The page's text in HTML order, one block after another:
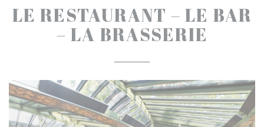
LE RESTAURANT – LE BAR
– LA BRASSERIE